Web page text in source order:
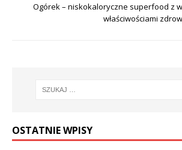
Ogórek – niskokaloryczne superfood z
właściwościami
OSTATNIE WPISY